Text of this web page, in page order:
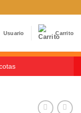
Usuario Carrito